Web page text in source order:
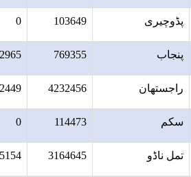
پڈوچیری 103649
0
پنجاب 769355
2965
راجستھان 4232456
2449
سکم 114473
0
تمل ناڈو 3164645